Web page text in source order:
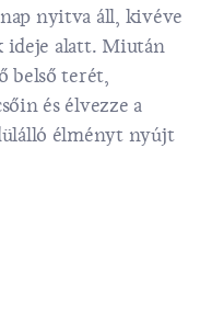
nyitva áll, kivéve
ideje alatt. Miután
belső terét,
és élvezze a
élményt nyújt